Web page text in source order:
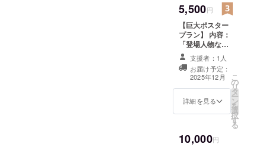
5,500円
【巨大ポスター
プラン】 内容：
「登場人物など
を描いたA3ポス
ター」 提供方
法：XのDMもし
くはメール ※ A3
ポスターは jpeg
データになりま
支援者：1人
お届け予定：
2025年12月
詳細を見る
こ
の
リ
タ
ー
ン
を
選
択
す
る
10,000円